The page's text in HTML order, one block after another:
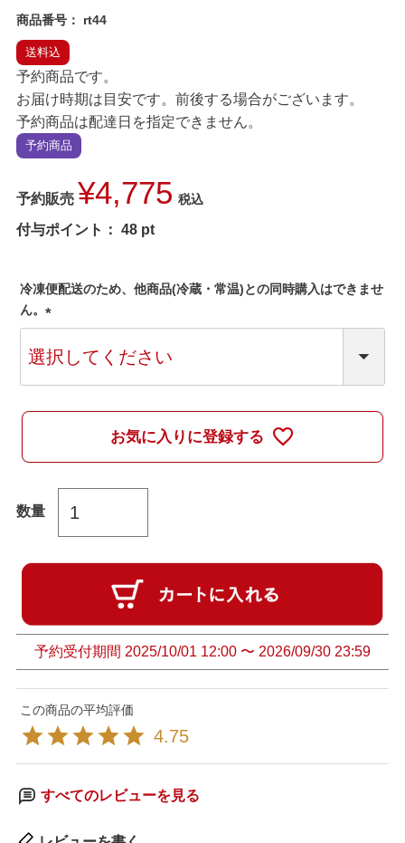
商品番号 rt44
送料込
予約商品です。
お届け時期は目安です。前後する場合がございます。
予約商品は配達日を指定できません。
予約商品
予約販売 ¥4,775 税込
付与ポイント： 48 pt
冷凍便配送のため、他商品(冷蔵・常温)との同時購入はできませ
ん。
必
お気に入りに登録する
予約受付期間 2025/10/01 12:00 〜 2026/09/30 23:59
4.75
すべてのレビューを見る